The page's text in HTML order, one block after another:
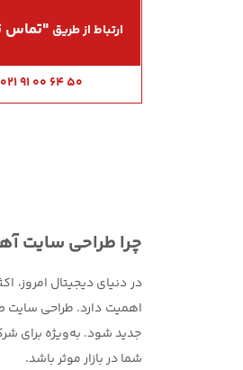
ارتباط از طریق "تماس
021 91 00 64 50
چرا طراحی سایت
در دنیای دیجیتال امروز،
اهمیت دارد. طراحی سایت
جدید شود. به‌ویژه برای
شما در بازار موثر باشد.